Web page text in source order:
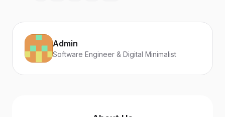
Admin
Software Engineer & Digital Minimalist